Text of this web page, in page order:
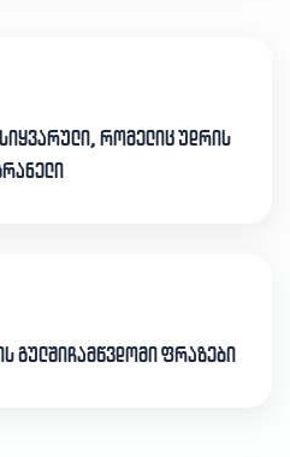
რომელიც უდრის
გულშიჩამწვდომი ფრაზები